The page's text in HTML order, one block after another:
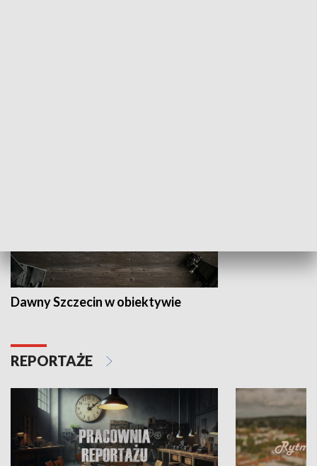
Dawny Szczecin w obiektywie
REPORTAŻE